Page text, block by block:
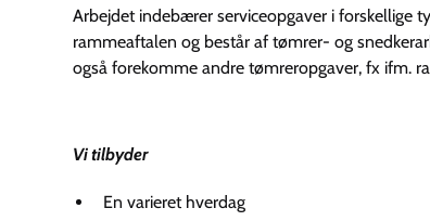
Arbejdet indebærer serviceopgaver i forskellige
rammeaftalen og består af tømrer- og
også forekomme andre tømreropgaver, fx ifm.
Vi tilbyder
En varieret hverdag